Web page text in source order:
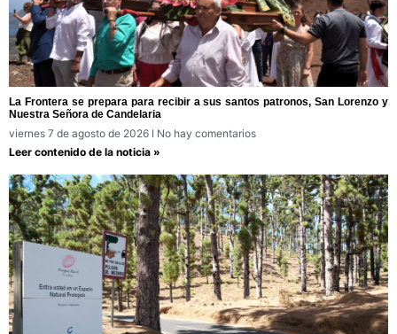
La Frontera se prepara para recibir a sus santos patronos, San Lorenzo y
Nuestra Señora de Candelaria
viernes 7 de agosto de 2026
No hay comentarios
Leer contenido de la noticia »